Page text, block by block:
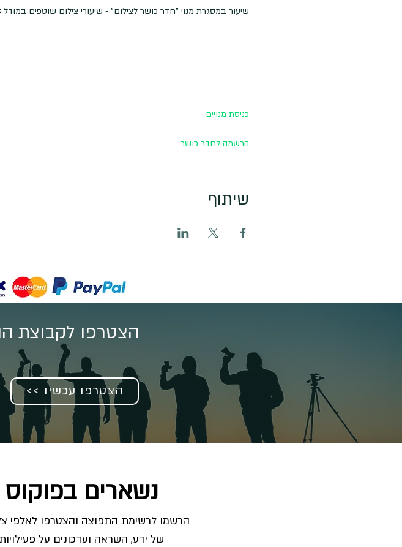
שיעור במסגרת מנוי "חדר כושר לצילום" - שיעורי צילום שוטפים במודל TIPS
כניסת מנויים
הרשמה לחדר כושר
שיתוף
הצטרפו לקבוצת
<< הצטרפו עכשיו
נשארים
של ידע, השראה ועדכונים על